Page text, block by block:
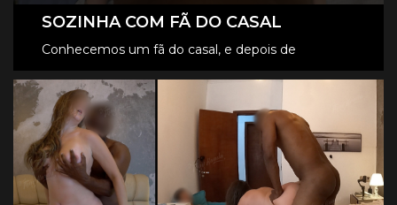
SOZINHA COM FÃ DO CASAL
Conhecemos um fã do casal, e depois de
descontrair muito fui para o quarto com ele, que
loucura.
CONFIRA OS VÍDEOS VIP